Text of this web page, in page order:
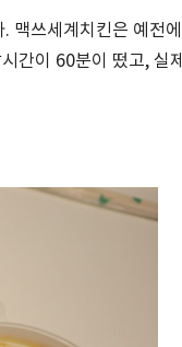
맥쓰세계치킨은 예전에
간이 60분이 떴고, 실제